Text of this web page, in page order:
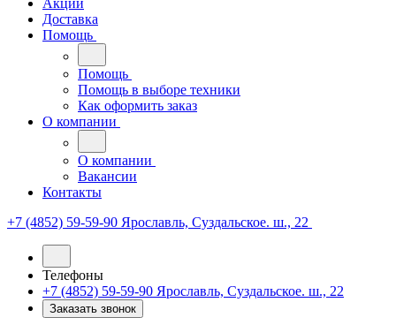
Акции
Доставка
Помощь
Помощь
Помощь в выборе техники
Как оформить заказ
О компании
О компании
Вакансии
Контакты
+7 (4852) 59-59-90 Ярославль, Суздальское. ш., 22
Телефоны
+7 (4852) 59-59-90 Ярославль, Суздальское. ш., 22
Заказать звонок